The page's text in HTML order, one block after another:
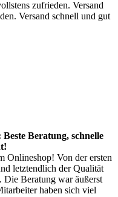
zufrieden. Versand
Versand schnell und gut
Beratung, schnelle
Onlineshop! Von der ersten
letztendlich der Qualität
Die Beratung war äußerst
haben sich viel